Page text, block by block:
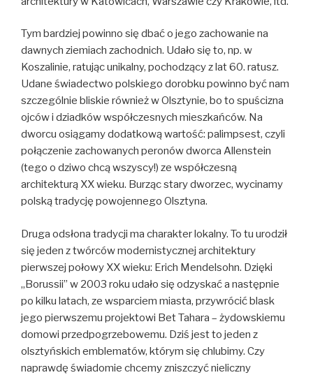
Tym bardziej powinno się dbać o jego zachowanie na
dawnych ziemiach zachodnich. Udało się to, np. w
Koszalinie, ratując unikalny, pochodzący z lat 60. ratusz.
Udane świadectwo polskiego dorobku powinno być nam
szczególnie bliskie również w Olsztynie, bo to spuścizna
ojców i dziadków współczesnych mieszkańców. Na
dworcu osiągamy dodatkową wartość: palimpsest, czyli
połączenie zachowanych peronów dworca Allenstein
(tego o dziwo chcą wszyscy!) ze współczesną
architekturą XX wieku. Burząc stary dworzec, wycinamy
polską tradycję powojennego Olsztyna.
Druga odsłona tradycji ma charakter lokalny. To tu urodził
się jeden z twórców modernistycznej architektury
pierwszej połowy XX wieku: Erich Mendelsohn. Dzięki
„Borussii” w 2003 roku udało się odzyskać a następnie
po kilku latach, ze wsparciem miasta, przywrócić blask
jego pierwszemu projektowi Bet Tahara – żydowskiemu
domowi przedpogrzebowemu. Dziś jest to jeden z
olsztyńskich emblematów, którym się chlubimy. Czy
naprawdę świadomie chcemy zniszczyć nieliczny